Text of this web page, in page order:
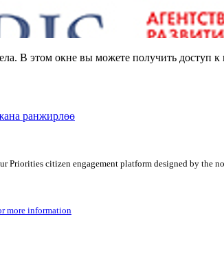
В этом окне вы можете получить
ранжирлөө
Priorities citizen engagement platform designed by the
more information